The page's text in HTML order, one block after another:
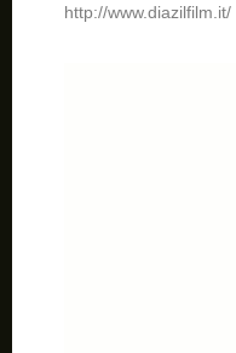
http://www.diazilfilm.it/